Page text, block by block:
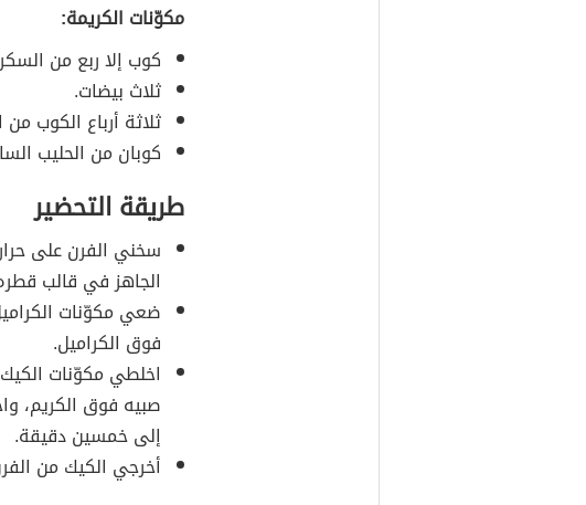
مكوّنات الكريمة:
كوب إلا ربع من
ثلاث بيضات.
ثلاثة أرباع الكوب
كوبان من الحليب
طريقة التحضير
سخني الفرن على
الجاهز في قالب
ضعي مكوّنات
فوق الكراميل.
اخلطي مكوّنات
صبيه فوق الكريم،
إلى خمسين دقيقة.
أخرجي الكيك من